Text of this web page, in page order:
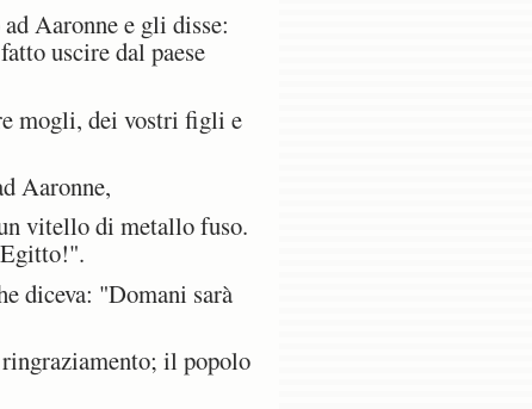
Aaronne e gli disse:
uscire dal paese
mogli, dei vostri figli e
Aaronne,
vitello di metallo fuso.
diceva: "Domani sarà
il popolo